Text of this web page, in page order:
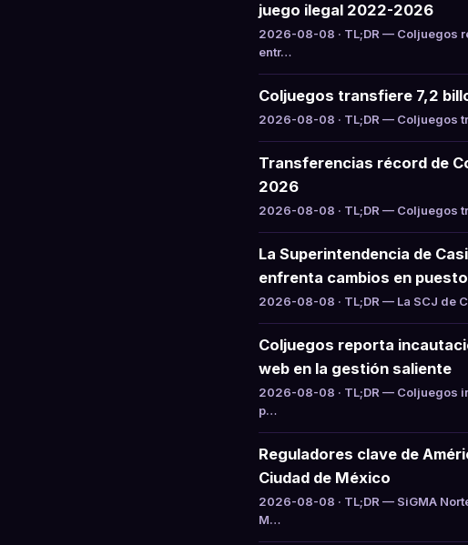
juego ilegal 2022-2026
2026-08-08 · TL;DR — Coljuegos
entr…
Coljuegos transfiere 7,2
2026-08-08 · TL;DR — Coljuegos
Transferencias récord de
2026
2026-08-08 · TL;DR — Coljuegos
La Superintendencia de
enfrenta cambios en
2026-08-08 · TL;DR — La SCJ de
Coljuegos reporta
web en la gestión saliente
2026-08-08 · TL;DR — Coljuegos
p…
Reguladores clave de
Ciudad de México
2026-08-08 · TL;DR — SiGMA
M…